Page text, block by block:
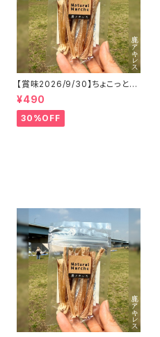
【賞味2026/9/30】ちょこっと
「鹿アキレス」ジビエ鹿 おやつ
¥490
30%OFF